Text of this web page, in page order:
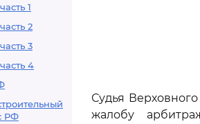
1
2
3
4
РФ
Судья
жалобу